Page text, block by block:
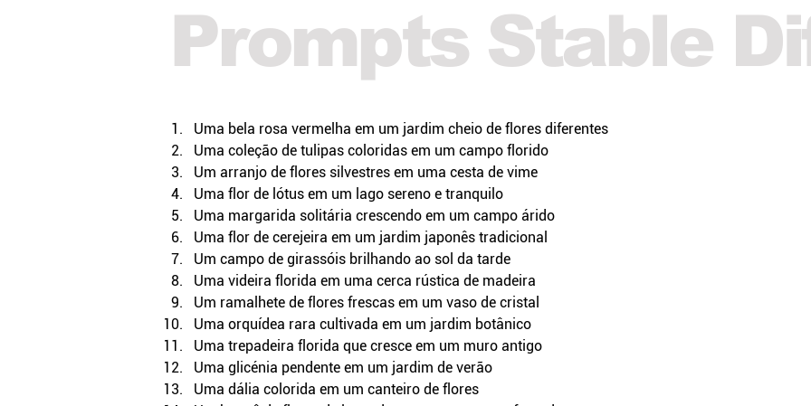
Prompts Stable
Uma bela rosa vermelha em um jardim cheio de flores diferentes
Uma coleção de tulipas coloridas em um campo florido
Um arranjo de flores silvestres em uma cesta de vime
Uma flor de lótus em um lago sereno e tranquilo
Uma margarida solitária crescendo em um campo árido
Uma flor de cerejeira em um jardim japonês tradicional
Um campo de girassóis brilhando ao sol da tarde
Uma videira florida em uma cerca rústica de madeira
Um ramalhete de flores frescas em um vaso de cristal
Uma orquídea rara cultivada em um jardim botânico
Uma trepadeira florida que cresce em um muro antigo
Uma glicénia pendente em um jardim de verão
Uma dália colorida em um canteiro de flores